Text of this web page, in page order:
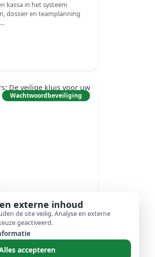
kassa in het systeem
dossier en teamplanning
Wachtwoordbeveiliging
De
uw
externe inhoud
de site veilig. Analyse en externe
geactiveerd.
accepteren